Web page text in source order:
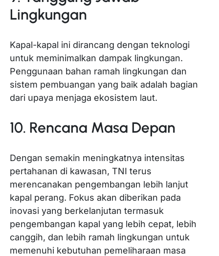
Lingkungan
Kapal-kapal ini dirancang dengan teknologi
untuk meminimalkan dampak lingkungan.
Penggunaan bahan ramah lingkungan dan
sistem pembuangan yang baik adalah bagian
dari upaya menjaga ekosistem laut.
10. Rencana Masa Depan
Dengan semakin meningkatnya intensitas
pertahanan di kawasan, TNI terus
merencanakan pengembangan lebih lanjut
kapal perang. Fokus akan diberikan pada
inovasi yang berkelanjutan termasuk
pengembangan kapal yang lebih cepat, lebih
canggih, dan lebih ramah lingkungan untuk
memenuhi kebutuhan pemeliharaan masa